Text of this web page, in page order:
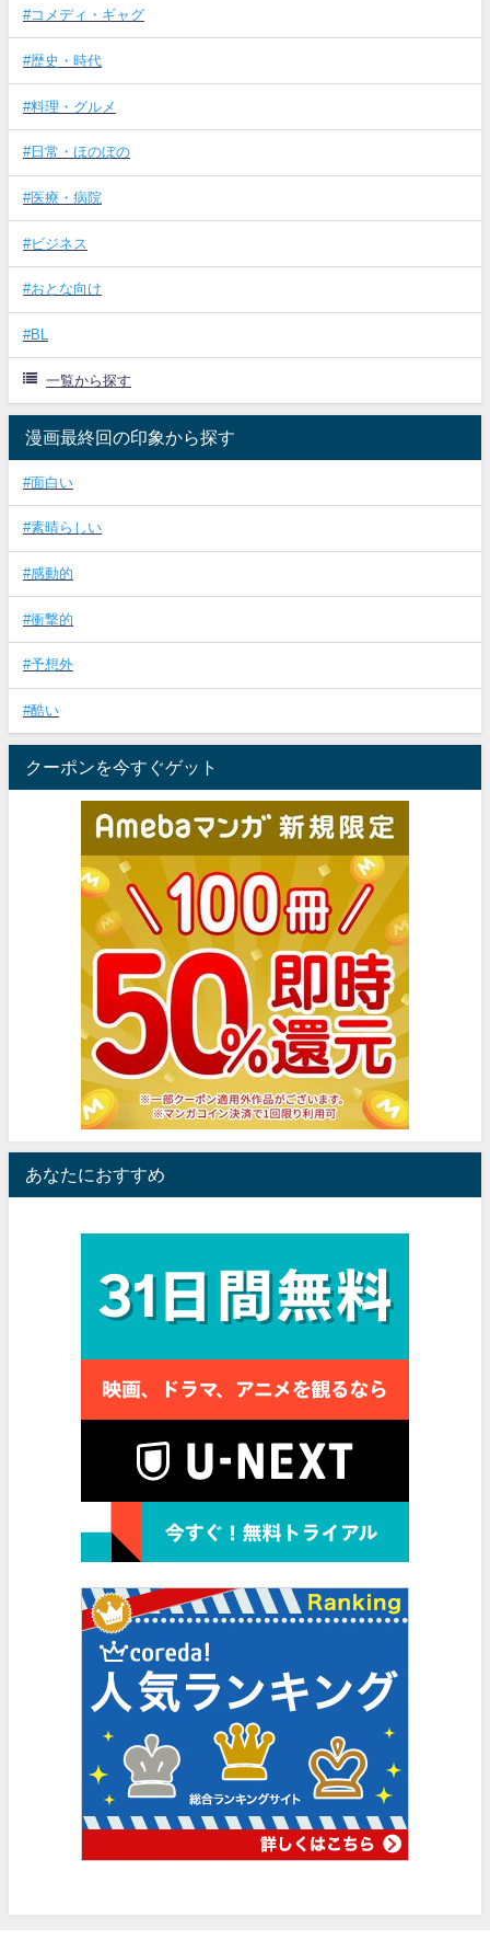
#コメディ・ギャグ
#歴史・時代
#料理・グルメ
#日常・ほのぼの
#医療・病院
#ビジネス
#おとな向け
#BL
一覧から探す
漫画最終回の印象から探す
#面白い
#素晴らしい
#感動的
#衝撃的
#予想外
#酷い
クーポンを今すぐゲット
あなたにおすすめ